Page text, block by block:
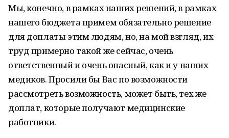
Мы, конечно, в рамках наших решений, в рамках
нашего бюджета примем обязательно решение
для доплаты этим людям, но, на мой взгляд, их
труд примерно такой же сейчас, очень
ответственный и очень опасный, как и у наших
медиков. Просили бы Вас по возможности
рассмотреть возможность, может быть, тех же
доплат, которые получают медицинские
работники.